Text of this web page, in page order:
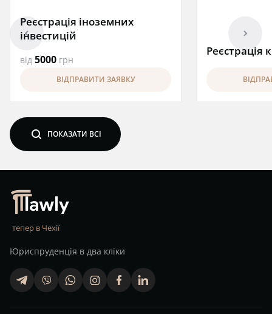
Реєстрація іноземних
інвестицій
від 5000 грн
ВІДПРАВИТИ ЗАЯВКУ
Реєстрація
arrowleft arrowright
search ПОКАЗАТИ ВСІ
тепер в Чехії
Юриспруденція в два кліки
telegram viber whatsapp finstagram facebook linkedin